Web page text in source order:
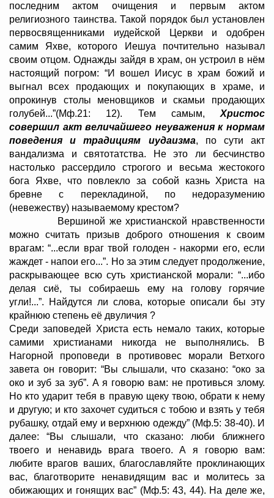
последним актом очищения и первым актом
религиозного таинства. Такой порядок был установлен
первосвященниками иудейской Церкви и одобрен
самим Яхве, которого Иешуа почтительно называл
своим отцом. Однажды зайдя в храм, он устроил в нём
настоящий погром: “И вошел Иисус в храм божий и
выгнал всех продающих и покупающих в храме, и
опрокинув столы меновщиков и скамьи продающих
голубей...”(Мф.21: 12). Тем самым, Христос
совершил акт величайшего неуважения к нормам
поведения и традициям иудаизма, по сути акт
вандализма и святотатства. Не это ли бесчинство
настолько рассердило строгого и весьма жестокого
бога Яхве, что повлекло за собой казнь Христа на
бревне с перекладиной, по недоразумению
(невежеству) называемому крестом?
Вершиной же христианской нравственности
можно считать призыв доброго отношения к своим
врагам: “...если враг твой голоден - накорми его, если
жаждет - напои его...”. Но за этим следует продолжение,
раскрывающее всю суть христианской морали: “...ибо
делая сиё, ты собираешь ему на голову горячие
угли!...”. Найдутся ли слова, которые описали бы эту
крайнюю степень её двуличия ?
Среди заповедей Христа есть немало таких, которые
самими христианами никогда не выполнялись. В
Нагорной проповеди в противовес морали Ветхого
завета он говорит: “Вы слышали, что сказано: “око за
око и зуб за зуб”. А я говорю вам: не противься злому.
Но кто ударит тебя в правую щеку твою, обрати к нему
и другую; и кто захочет судиться с тобою и взять у тебя
рубашку, отдай ему и верхнюю одежду” (Мф.5: 38-40). И
далее: “Вы слышали, что сказано: люби ближнего
твоего и ненавидь врага твоего. А я говорю вам:
любите врагов ваших, благославляйте проклинающих
вас, благотворите ненавидящим вас и молитесь за
обижающих и гонящих вас” (Мф.5: 43, 44). На деле же,